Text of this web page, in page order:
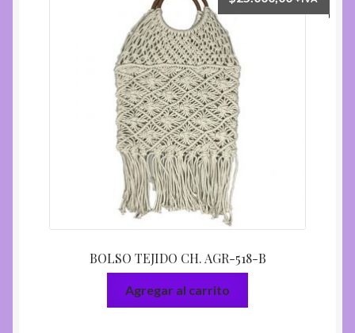
BOLSO TEJIDO CH. AGR-518-B
Agregar al carrito